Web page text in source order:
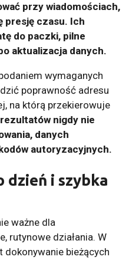
przy wiadomościach,
presję czasu. Ich
do paczki, pilne
aktualizacja danych.
wymaganych
poprawność adresu
na którą przekierowuje
nigdy nie
danych
autoryzacyjnych.
dzień i szybka
ważne dla
rutynowe działania. W
bieżących